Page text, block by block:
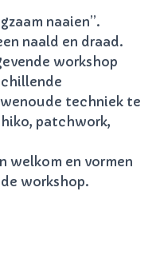
T
naaien”.
naald en draad.
workshop
techniek te
patchwork,
welkom en vormen
workshop.